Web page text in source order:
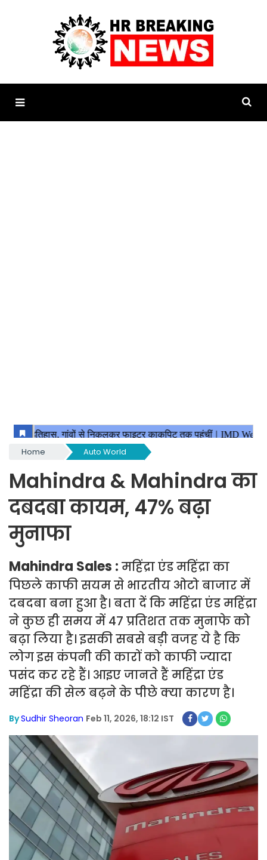
Home Auto World
Mahindra & Mahindra का
दबदबा कायम, 47% बढ़ा
मुनाफा
Mahindra Sales : महिंद्रा एंड महिंद्रा का
पिछले काफी सयम से भारतीय ओटो बाजार में
दबदबा बना हुआ है। बता दें कि महिंद्रा एंड महिंद्रा
ने कुछ ही समय में 47 प्रतिशत तक मुनाफे को
बढ़ा लिया है। इसकी सबसे बड़ी वजह ये है कि
लोग इस कंपनी की कारों को काफी ज्यादा
पसंद कर रहे हैं। आइए जानते हैं महिंद्रा एंड
महिंद्रा की सेल बढ़ने के पीछे क्या कारण है।
BySudhir Sheoran Feb 11, 2026, 18:12 IST